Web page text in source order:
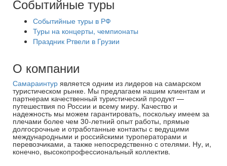
Событийные туры
Событийные туры в РФ
Туры на концерты, чемпионаты
Праздник Ртвели в Грузии
О компании
Самараинтур является одним из лидеров на самарском
туристическом рынке. Мы предлагаем нашим клиентам и
партнерам качественный туристический продукт —
путешествия по России и всему миру. Качество и
надежность мы можем гарантировать, поскольку имеем за
плечами более чем 30-летний опыт работы, прямые
долгосрочные и отработанные контакты с ведущими
международными и российскими туроператорами и
перевозчиками, а также непосредственно с отелями. Ну, и,
конечно, высокопрофессиональный коллектив.